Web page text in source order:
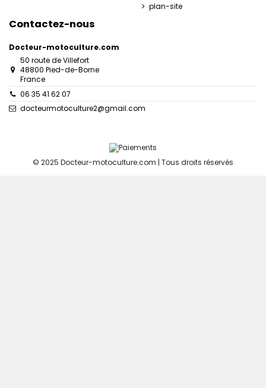
plan-site
Contactez-nous
Docteur-motoculture.com
50 route de Villefort
48800 Pied-de-Borne
France
06 35 41 62 07
docteurmotoculture2@gmail.com
© 2025 Docteur-motoculture.com | Tous droits réservés